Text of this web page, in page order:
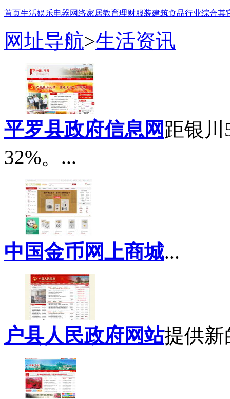
首页生活娱乐电器网络家居教育理财服装建筑食品行业综合其
网址导航>生活资讯
平罗县政府信息网 距银
32%。...
中国金币网上商城...
户县人民政府网站提供新